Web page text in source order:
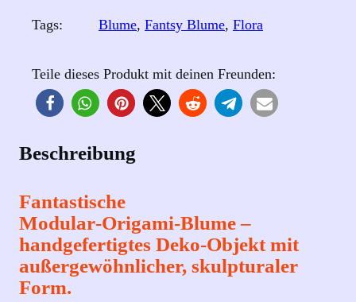
l
m
e
–
W
e
Tags: Blume, Fantsy Blume, Flora
Teile dieses Produkt mit deinen Freunden:
Beschreibung
Fantastische
Modular‑Origami‑Blume –
handgefertigtes Deko‑Objekt mit
außergewöhnlicher, skulpturaler
Form.